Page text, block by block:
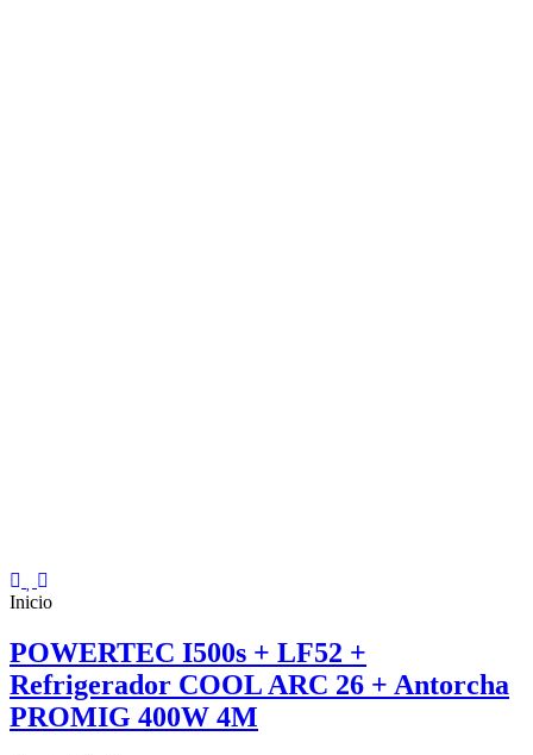
Inicio
POWERTEC I500s + LF52 +
Refrigerador COOL ARC 26 + Antorcha
PROMIG 400W 4M